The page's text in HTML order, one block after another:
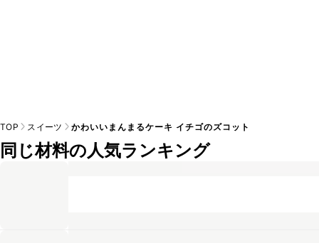
TOP スイーツ かわいいまんまるケーキ イチゴのズコット
同じ材料の人気ランキング